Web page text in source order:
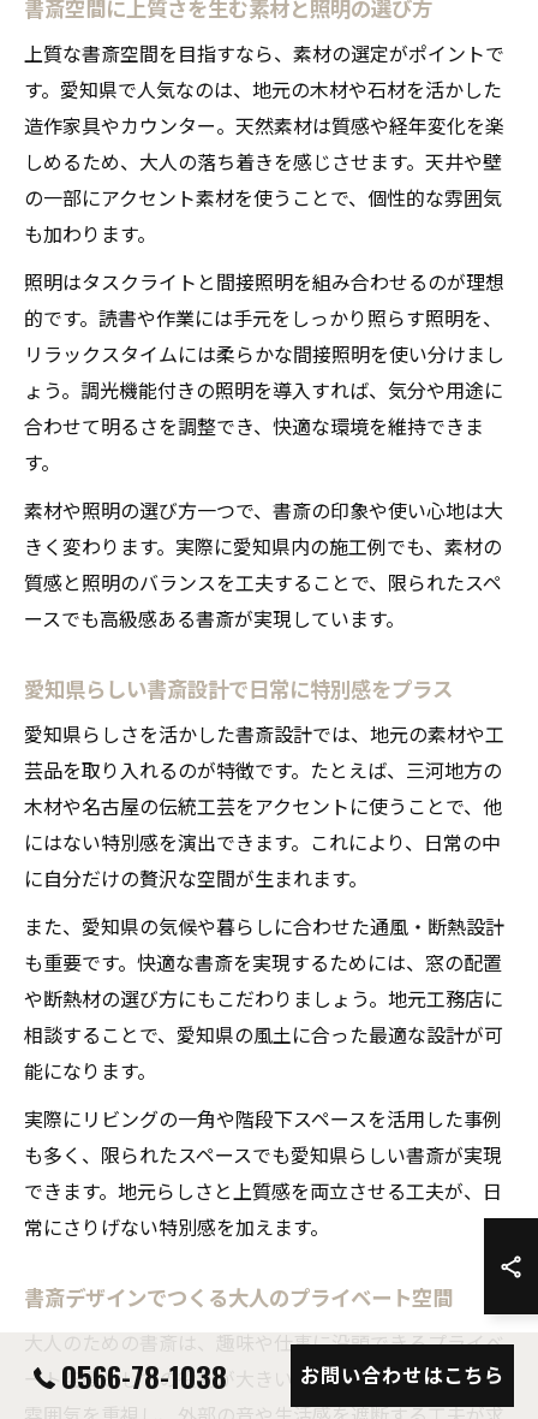
書斎空間に上質さを生む素材と照明の選び方
上質な書斎空間を目指すなら、素材の選定がポイントで
す。愛知県で人気なのは、地元の木材や石材を活かした
造作家具やカウンター。天然素材は質感や経年変化を楽
しめるため、大人の落ち着きを感じさせます。天井や壁
の一部にアクセント素材を使うことで、個性的な雰囲気
も加わります。
照明はタスクライトと間接照明を組み合わせるのが理想
的です。読書や作業には手元をしっかり照らす照明を、
リラックスタイムには柔らかな間接照明を使い分けまし
ょう。調光機能付きの照明を導入すれば、気分や用途に
合わせて明るさを調整でき、快適な環境を維持できま
す。
素材や照明の選び方一つで、書斎の印象や使い心地は大
きく変わります。実際に愛知県内の施工例でも、素材の
質感と照明のバランスを工夫することで、限られたスペ
ースでも高級感ある書斎が実現しています。
愛知県らしい書斎設計で日常に特別感をプラス
愛知県らしさを活かした書斎設計では、地元の素材や工
芸品を取り入れるのが特徴です。たとえば、三河地方の
木材や名古屋の伝統工芸をアクセントに使うことで、他
にはない特別感を演出できます。これにより、日常の中
に自分だけの贅沢な空間が生まれます。
また、愛知県の気候や暮らしに合わせた通風・断熱設計
も重要です。快適な書斎を実現するためには、窓の配置
や断熱材の選び方にもこだわりましょう。地元工務店に
相談することで、愛知県の風土に合った最適な設計が可
能になります。
実際にリビングの一角や階段下スペースを活用した事例
も多く、限られたスペースでも愛知県らしい書斎が実現
できます。地元らしさと上質感を両立させる工夫が、日
常にさりげない特別感を加えます。
書斎デザインでつくる大人のプライベート空間
大人のための書斎は、趣味や仕事に没頭できるプライベ
ート空間としての役割が大きいです。静かで落ち着いた
0566-78-1038 お問い合わせはこちら